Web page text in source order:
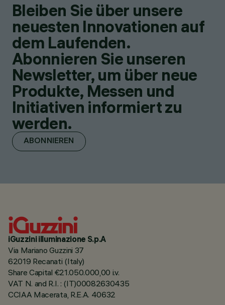
Bleiben Sie über unsere
neuesten Innovationen auf
dem Laufenden.
Abonnieren Sie unseren
Newsletter, um über neue
Produkte, Messen und
Initiativen informiert zu
werden.
ABONNIEREN
iGuzzini illuminazione S.p.A
Via Mariano Guzzini 37
62019 Recanati (Italy)
Share Capital €21.050.000,00 i.v.
VAT N. and R.I. : (IT)00082630435
CCIAA Macerata, R.E.A. 40632